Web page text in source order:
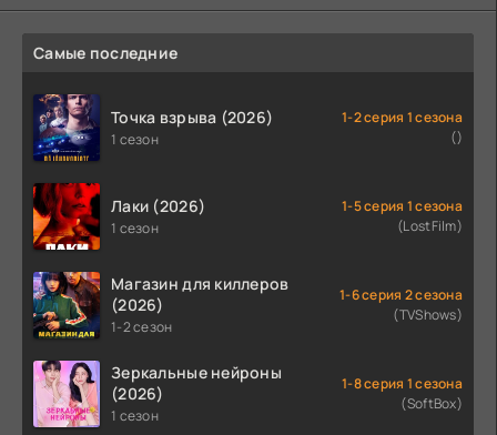
Самые последние
Точка взрыва (2026)
1 сезон
1-2 серия 1 сезона
()
Лаки (2026)
1 сезон
1-5 серия 1 сезона
(LostFilm)
Магазин для киллеров
(2026)
1-2 сезон
1-6 серия 2 сезона
(TVShows)
Зеркальные нейроны
(2026)
1 сезон
1-8 серия 1 сезона
(SoftBox)